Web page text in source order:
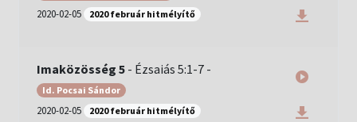
2020-02-05 2020 február hitmélyítő
Imaközösség 5 - Ézsaiás 5:1-7 -
Id. Pocsai Sándor
2020-02-05 2020 február hitmélyítő